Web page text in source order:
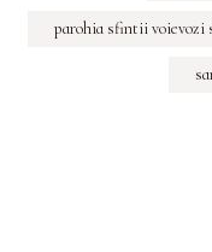
parohia sfintii voievozi